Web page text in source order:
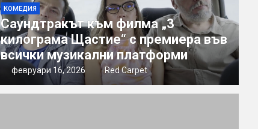
КОМЕДИЯ
Саундтракът към филма „3
килограма Щастие“ с премиера във
всички музикални платформи
февруари 16, 2026 Red Carpet